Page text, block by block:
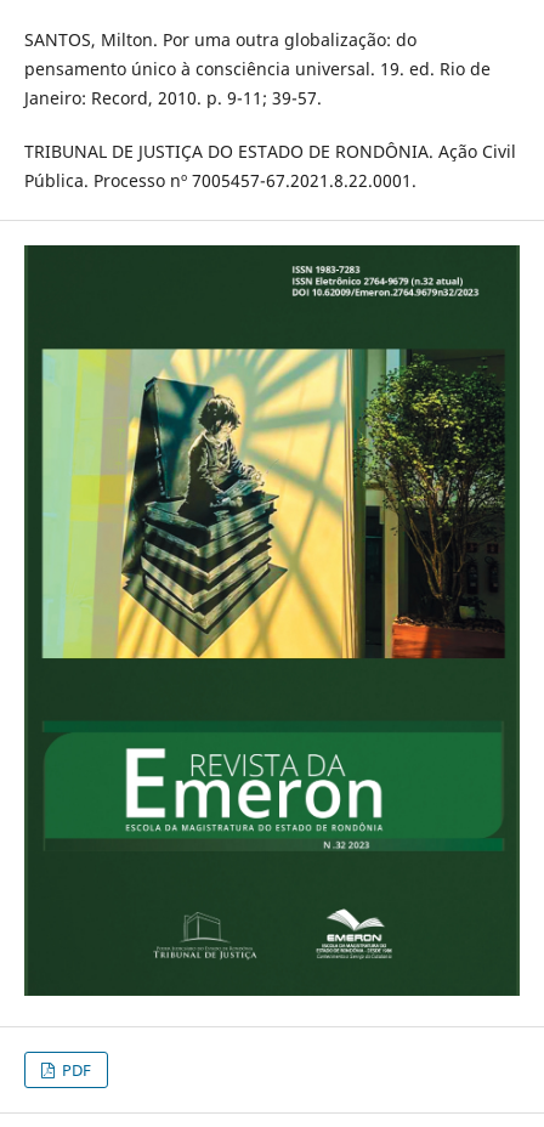
SANTOS, Milton. Por uma outra globalização: do
pensamento único à consciência universal. 19. ed. Rio de
Janeiro: Record, 2010. p. 9-11; 39-57.
TRIBUNAL DE JUSTIÇA DO ESTADO DE RONDÔNIA. Ação Civil
Pública. Processo nº 7005457-67.2021.8.22.0001.
PDF